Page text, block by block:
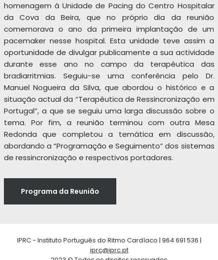
homenagem à Unidade de Pacing do Centro Hospitalar
da Cova da Beira, que no próprio dia da reunião
comemorava o ano da primeira implantação de um
pacemaker nesse hospital. Esta unidade teve assim a
oportunidade de divulgar publicamente a sua actividade
durante esse ano no campo da terapêutica das
bradiarritmias. Seguiu-se uma conferência pelo Dr.
Manuel Nogueira da Silva, que abordou o histórico e a
situação actual da “Terapêutica de Ressincronização em
Portugal”, a que se seguiu uma larga discussão sobre o
tema. Por fim, a reunião terminou com outra Mesa
Redonda que completou a temática em discussão,
abordando a “Programação e Seguimento” dos sistemas
de ressincronização e respectivos portadores.
Programa da Reunião
IPRC - Instituto Português do Ritmo Cardíaco | 964 691 536 |
iprc@iprc.pt